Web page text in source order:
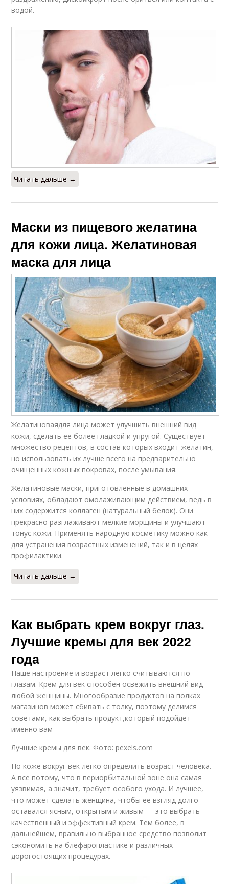
водой.
Читать дальше →
Маски из пищевого желатина
для кожи лица. Желатиновая
маска для лица
Желатиноваядля лица может улучшить внешний вид
кожи, сделать ее более гладкой и упругой. Существует
множество рецептов, в состав которых входит желатин,
но использовать их лучше всего на предварительно
очищенных кожных покровах, после умывания.
Желатиновые маски, приготовленные в домашних
условиях, обладают омолаживающим действием, ведь в
них содержится коллаген (натуральный белок). Они
прекрасно разглаживают мелкие морщины и улучшают
тонус кожи. Применять народную косметику можно как
для устранения возрастных изменений, так и в целях
профилактики.
Читать дальше →
Как выбрать крем вокруг глаз.
Лучшие кремы для век 2022
года
Наше настроение и возраст легко считываются по
глазам. Крем для век способен освежить внешний вид
любой женщины. Многообразие продуктов на полках
магазинов может сбивать с толку, поэтому делимся
советами, как выбрать продукт,который подойдет
именно вам
Лучшие кремы для век. Фото: pexels.com
По коже вокруг век легко определить возраст человека.
А все потому, что в периорбитальной зоне она самая
уязвимая, а значит, требует особого ухода. И лучшее,
что может сделать женщина, чтобы ее взгляд долго
оставался ясным, открытым и живым — это выбрать
качественный и эффективный крем. Тем более, в
дальнейшем, правильно выбранное средство позволит
сэкономить на блефаропластике и различных
дорогостоящих процедурах.